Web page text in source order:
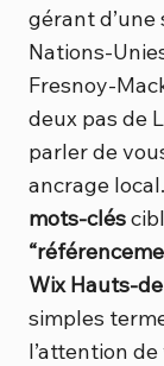
gérant d’une
Nations-
Fresnoy-
deux pas de
parler de
ancrage
mots-clés
Wix Hauts-
simples
l’attention